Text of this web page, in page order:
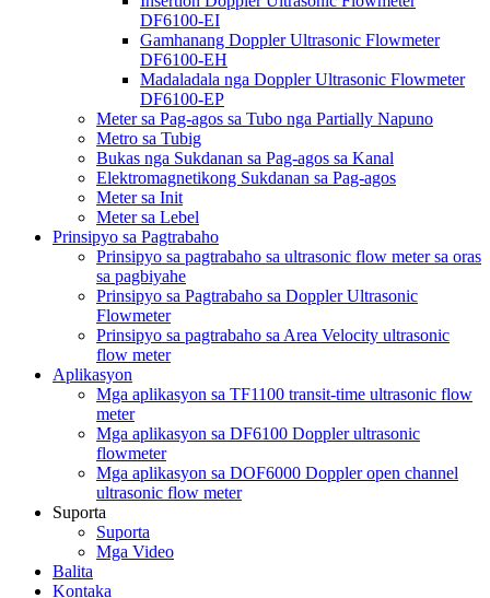
DF6100-EI
Gamhanang Doppler Ultrasonic Flowmeter
DF6100-EH
Madaladala nga Doppler Ultrasonic Flowmeter
DF6100-EP
Meter sa Pag-agos sa Tubo nga Partially Napuno
Metro sa Tubig
Bukas nga Sukdanan sa Pag-agos sa Kanal
Elektromagnetikong Sukdanan sa Pag-agos
Meter sa Init
Meter sa Lebel
Prinsipyo sa Pagtrabaho
Prinsipyo sa pagtrabaho sa ultrasonic flow meter sa oras
sa pagbiyahe
Prinsipyo sa Pagtrabaho sa Doppler Ultrasonic
Flowmeter
Prinsipyo sa pagtrabaho sa Area Velocity ultrasonic
flow meter
Aplikasyon
Mga aplikasyon sa TF1100 transit-time ultrasonic flow
meter
Mga aplikasyon sa DF6100 Doppler ultrasonic
flowmeter
Mga aplikasyon sa DOF6000 Doppler open channel
ultrasonic flow meter
Suporta
Suporta
Mga Video
Balita
Kontaka